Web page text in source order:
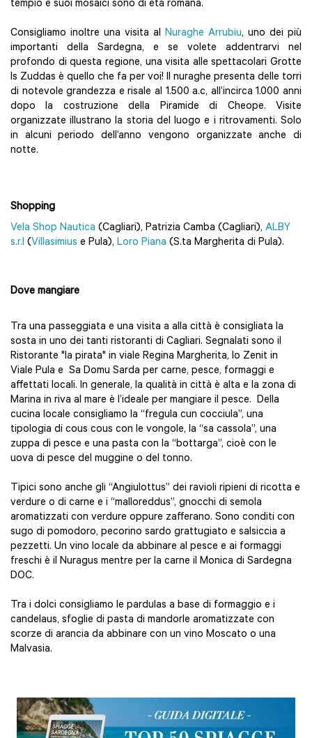
tempio e suoi mosaici sono di età romana.
Consigliamo inoltre una visita al Nuraghe Arrubiu, uno dei più
importanti della Sardegna, e se volete addentrarvi nel
profondo di questa regione, una visita alle spettacolari Grotte
Is Zuddas è quello che fa per voi! Il nuraghe presenta delle torri
di notevole grandezza e risale al 1.500 a.c, all’incirca 1.000 anni
dopo la costruzione della Piramide di Cheope. Visite
organizzate illustrano la storia del luogo e i ritrovamenti. Solo
in alcuni periodo dell’anno vengono organizzate anche di
notte.
Shopping
Vela Shop Nautica (Cagliari), Patrizia Camba (Cagliari), ALBY
s.r.l (Villasimius e Pula), Loro Piana (S.ta Margherita di Pula).
Dove mangiare
Tra una passeggiata e una visita a alla città è consigliata la
sosta in uno dei tanti ristoranti di Cagliari. Segnalati sono il
Ristorante "la pirata" in viale Regina Margherita, lo Zenit in
Viale Pula e Sa Domu Sarda per carne, pesce, formaggi e
affettati locali. In generale, la qualità in città è alta e la zona di
Marina in riva al mare è l’ideale per mangiare il pesce. Della
cucina locale consigliamo la “fregula cun cocciula”, una
tipologia di cous cous con le vongole, la “sa cassola”, una
zuppa di pesce e una pasta con la “bottarga”, cioè con le
uova di pesce del muggine o del tonno.
Tipici sono anche gli “Angiulottus” dei ravioli ripieni di ricotta e
verdure o di carne e i “malloreddus”, gnocchi di semola
aromatizzati con verdure oppure zafferano. Sono conditi con
sugo di pomodoro, pecorino sardo grattugiato e salsiccia a
pezzetti. Un vino locale da abbinare al pesce e ai formaggi
freschi è il Nuragus mentre per la carne il Monica di Sardegna
DOC.
Tra i dolci consigliamo le pardulas a base di formaggio e i
candelaus, sfoglie di pasta di mandorle aromatizzate con
scorze di arancia da abbinare con un vino Moscato o una
Malvasia.